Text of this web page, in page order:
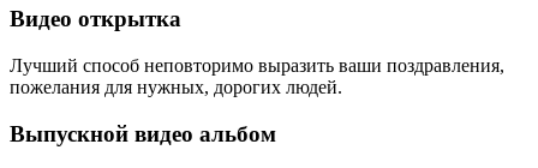
Видео открытка
Лучший способ неповторимо выразить ваши поздравления,
пожелания для нужных, дорогих людей.
Выпускной видео альбом